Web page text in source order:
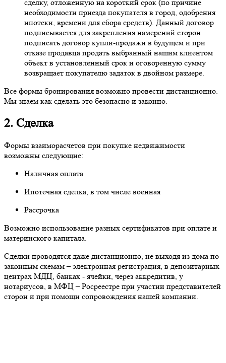
сделку, отложенную на короткий срок (по причине
необходимости приезда покупателя в город, одобрения
ипотеки, времени для сбора средств). Данный договор
подписывается для закрепления намерений сторон
подписать договор купли-продажи в будущем и при
отказе продавца продать выбранный нашим клиентом
объект в установленный срок и оговоренную сумму
возвращает покупателю задаток в двойном размере.
Все формы бронирования возможно провести дистанционно.
Мы знаем как сделать это безопасно и законно.
2. Сделка
Формы взаиморасчетов при покупке недвижимости
возможны следующие:
Наличная оплата
Ипотечная сделка, в том числе военная
Рассрочка
Возможно использование разных сертификатов при оплате и
материнского капитала.
Сделки проводятся даже дистанционно, не выходя из дома по
законным схемам – электронная регистрация, в депозитарных
центрах МДЦ, банках - ячейки, через аккредитив, у
нотариусов, в МФЦ – Росреестре при участии представителей
сторон и при помощи сопровождения нашей компании.